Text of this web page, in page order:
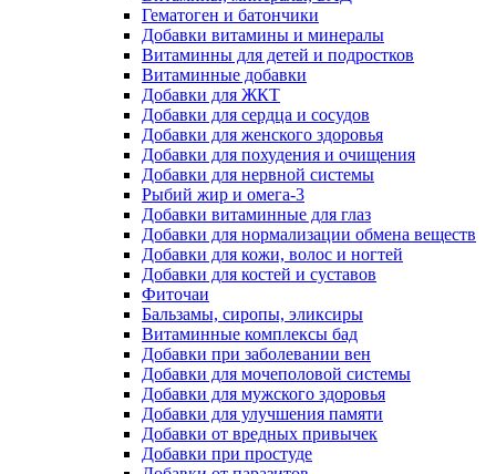
Гематоген и батончики
Добавки витамины и минералы
Витаминны для детей и подростков
Витаминные добавки
Добавки для ЖКТ
Добавки для сердца и сосудов
Добавки для женского здоровья
Добавки для похудения и очищения
Добавки для нервной системы
Рыбий жир и омега-3
Добавки витаминные для глаз
Добавки для нормализации обмена веществ
Добавки для кожи, волос и ногтей
Добавки для костей и суставов
Фиточаи
Бальзамы, сиропы, эликсиры
Витаминные комплексы бад
Добавки при заболевании вен
Добавки для мочеполовой системы
Добавки для мужского здоровья
Добавки для улучшения памяти
Добавки от вредных привычек
Добавки при простуде